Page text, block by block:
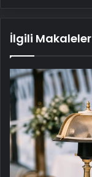
İlgili Makaleler